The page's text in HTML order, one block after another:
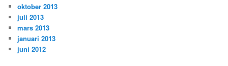
oktober 2013
juli 2013
mars 2013
januari 2013
juni 2012